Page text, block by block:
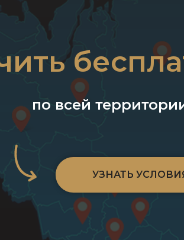
по всей
УЗНАТЬ